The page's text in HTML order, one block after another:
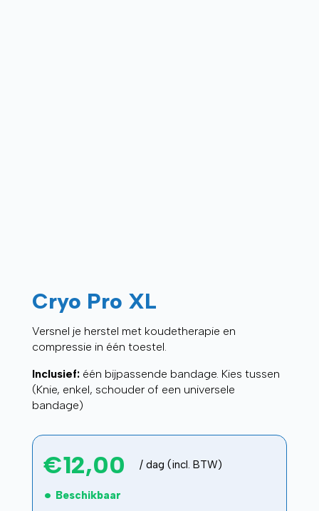
Cryo Pro XL
Versnel je herstel met koudetherapie en
compressie in één toestel.
Inclusief:één bijpassende bandage. Kies tussen
(Knie, enkel, schouder of een universele
bandage)
€12,00 / dag (incl. BTW)
Beschikbaar